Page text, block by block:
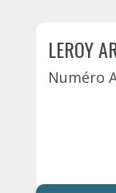
LEROY
Numéro